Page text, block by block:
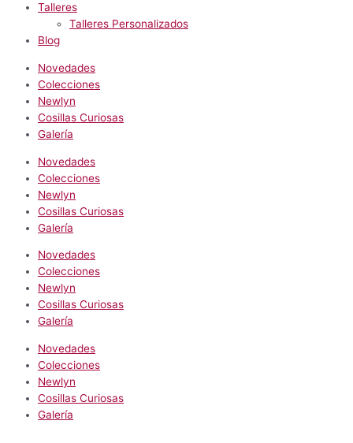
Talleres
Talleres Personalizados
Blog
Novedades
Colecciones
Newlyn
Cosillas Curiosas
Galería
Novedades
Colecciones
Newlyn
Cosillas Curiosas
Galería
Novedades
Colecciones
Newlyn
Cosillas Curiosas
Galería
Novedades
Colecciones
Newlyn
Cosillas Curiosas
Galería